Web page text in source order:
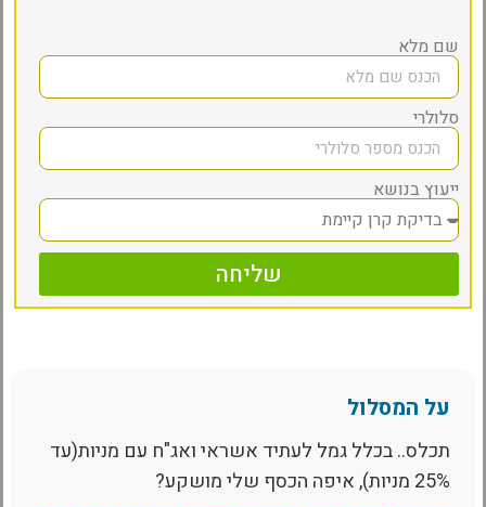
שם מלא
סלולרי
ייעוץ בנושא
שליחה
על המסלול
תכלס.. בכלל גמל לעתיד אשראי ואג"ח עם מניות(עד
25% מניות), איפה הכסף שלי מושקע?